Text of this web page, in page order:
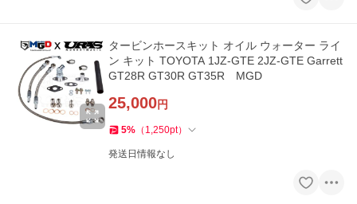
タービンホースキット オイル ウォーター ライ
ン キット TOYOTA 1JZ-GTE 2JZ-GTE Garrett
GT28R GT30R GT35R MGD
25,000円
5% （ 1,250pt）
発送日情報なし